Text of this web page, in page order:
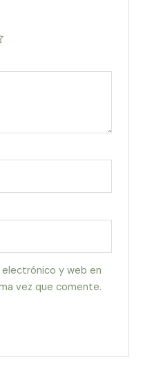
y web en
vez que comente.